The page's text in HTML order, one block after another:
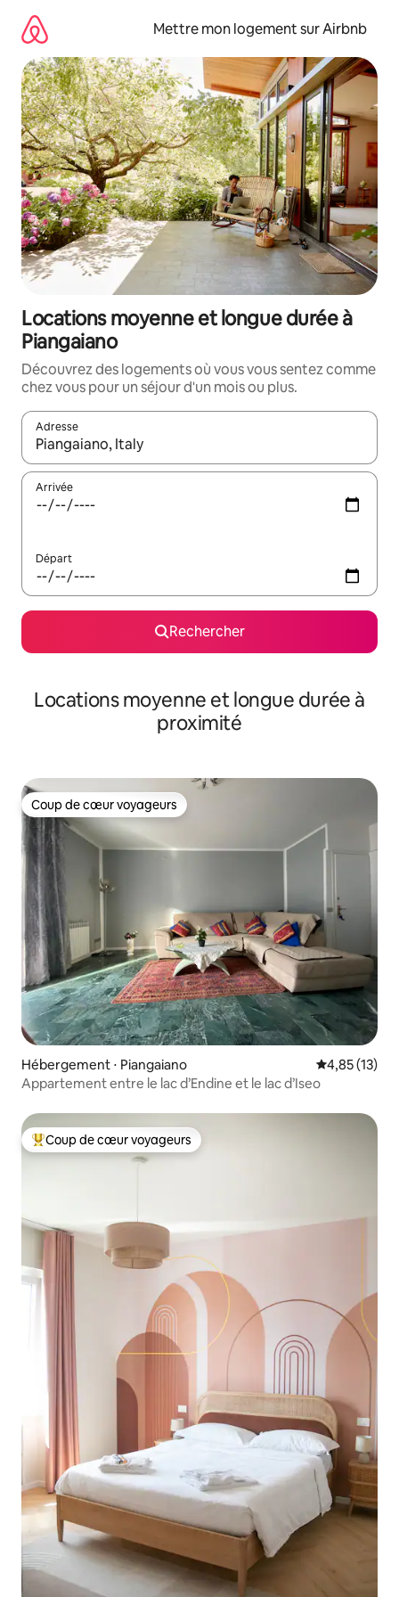
directement
contenu
Mettre mon logement sur Airbnb
Locations moyenne et longue durée à
Piangaiano
Découvrez des logements où vous vous sentez comme
chez vous pour un séjour d'un mois ou plus.
Adresse
Lorsque les résultats s'affichent, utilisez les flèches vers le
Arrivée
Départ
Rechercher
Locations moyenne et longue durée à
proximité
Coup de cœur voyageurs
Coup de cœur voyageurs
Hébergement ⋅ Piangaiano Évaluation
4,85 (13)
Appartement entre le lac d’Endine et le lac d’Iseo
Coups de cœur voyageurs les plus appréciés
Coup de cœur voyageurs